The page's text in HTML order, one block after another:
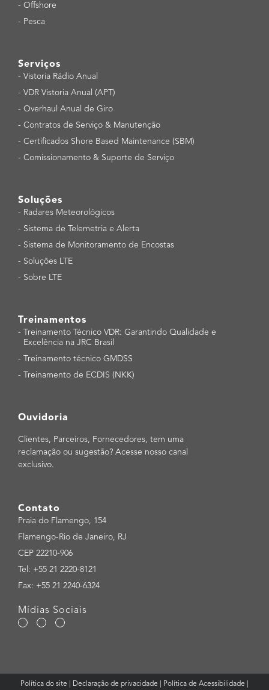
- Offshore
- Pesca
Serviços
- Vistoria Rádio Anual
- VDR Vistoria Anual (APT)
- Overhaul Anual de Giro
- Contratos de Serviço & Manutenção
- Certificados Shore Based Maintenance (SBM)
- Comissionamento & Suporte de Serviço
Soluções
- Radares Meteorológicos
- Sistema de Telemetria e Alerta
- Sistema de Monitoramento de Encostas
- Soluções LTE
- Sobre LTE
Treinamentos
- Treinamento Técnico VDR: Garantindo Qualidade e
Excelência na JRC Brasil
- Treinamento técnico GMDSS
- Treinamento de ECDIS (NKK)
Ouvidoria
Clientes, Parceiros, Fornecedores, tem uma
reclamação ou sugestão? Acesse nosso canal
exclusivo.
Contato
Praia do Flamengo, 154
Flamengo-Rio de Janeiro, RJ
CEP 22210-906
Tel: +55 21 2220-8121
Fax: +55 21 2240-6324
Mídias Sociais
Política do site Declaração de privacidade Política de Acessibilidade